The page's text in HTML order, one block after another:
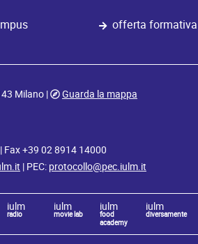
offerta formativa
Milano |
Guarda la mappa
Fax +39 02 8914 14000
| PEC: protocollo@pec.iulm.it
iulm
radio
iulm
movie lab
iulm
food
academy
iulm
diversamente